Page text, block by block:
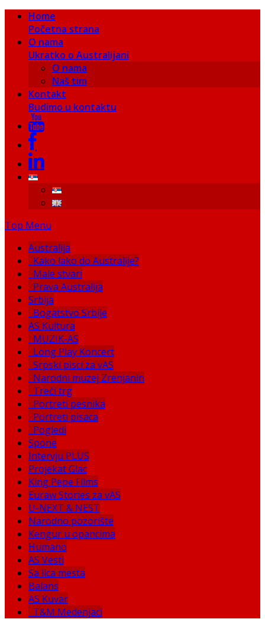
Home
Početna strana
O nama
Ukratko o Australijani
O nama
Naš tim
Kontakt
Budimo u kontaktu
Top Menu
Australija
Kako lako do Australije?
Male stvari
Prava Australija
Srbija
Bogatstvo Srbije
AS Kultura
MUZIK-AS
Long Play Koncert
Srpski pisci za vAS
Narodni muzej Zrenjanin
Treći trg
Portreti pesnika
Portreti pisaca
Pogledi
Spone
Intervju PLUS
Projekat Glac
King Pepe Films
Euraw Stories za vAS
U-NEXT & NEST
Narodno pozorište
Kengur u opancima
Humano
AS Vesti
Sa lica mesta
Balans
AS Kuvar
T&M Medenjaci